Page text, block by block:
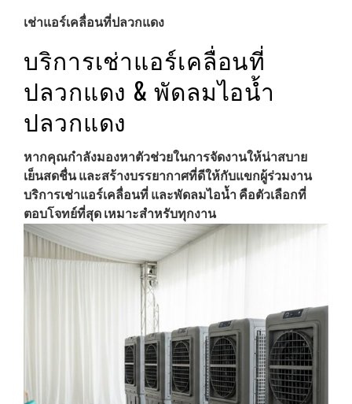
เช่าแอร์เคลื่อนที่ปลวกแดง
บริการเช่าแอร์เคลื่อนที่
ปลวกแดง & พัดลมไอน้ำ
ปลวกแดง
หากคุณกำลังมองหาตัวช่วยในการจัดงานให้น่าสบาย
เย็นสดชื่น และสร้างบรรยากาศที่ดีให้กับแขกผู้ร่วมงาน
บริการเช่าแอร์เคลื่อนที่ และพัดลมไอน้ำ คือตัวเลือกที่
ตอบโจทย์ที่สุด เหมาะสำหรับทุกงาน